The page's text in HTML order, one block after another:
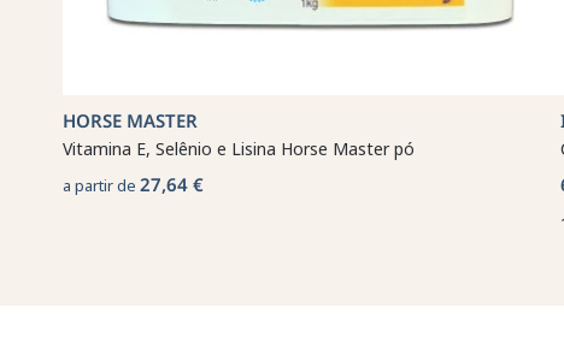
HORSE MASTER
Vitamina E, Selênio e Lisina Horse Master pó
a partir de27,64 €